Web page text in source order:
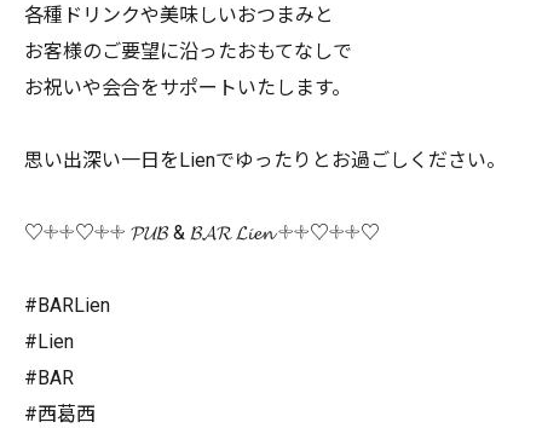
各種ドリンクや美味しいおつまみと
お客様のご要望に沿ったおもてなしで
お祝いや会合をサポートいたします。
思い出深い一日をLienでゆったりとお過ごしください。
♡𓇬𓇬♡𓇬𓇬 𝓟𝓤𝓑 & 𝓑𝓐𝓡 𝓛𝓲𝓮𝓷 𓇬𓇬♡𓇬𓇬♡
#BARLien
#Lien
#BAR
#西葛西